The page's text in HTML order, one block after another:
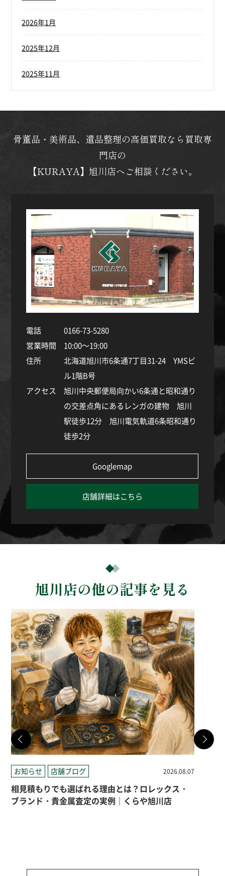
2026年1月
2025年12月
2025年11月
骨董品・美術品、遺品整理の高価買取なら買取専
門店の
【KURAYA】旭川店へご相談ください。
電話
0166-73-5280
営業時間
10:00～19:00
住所
北海道旭川市6条通7丁目31-24 YMSビ
ル1階B号
アクセス
旭川中央郵便局向かい6条通と昭和通り
の交差点角にあるレンガの建物 旭川
駅徒歩12分 旭川電気軌道6条昭和通り
徒歩2分
Googlemap
店舗詳細はこちら
旭川店の他の記事を見る
お知らせ 店舗ブログ 2026.08.07
相見積もりでも選ばれる理由とは？ロレックス・
ブランド・貴金属査定の実例｜くらや旭川店